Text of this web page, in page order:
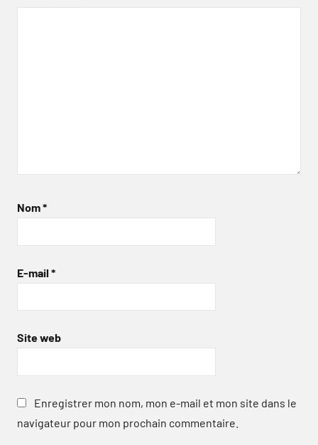
Nom*
E-mail *
Site web
Enregistrer mon nom, mon e-mail et mon site dans le
navigateur pour mon prochain commentaire.